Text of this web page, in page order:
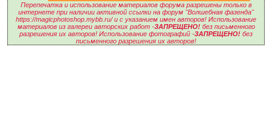
Перепечатка и использование материалов форума разрешены только в
интернете при наличии активной ссылки на форум "Волшебная фазенда"
https://magicphotoshop.mybb.ru/ и с указанием имен авторов! Использование
материалов из галереи авторских работ -ЗАПРЕЩЕНО!без письменного
разрешения их авторов! Использование фотографий -ЗАПРЕЩЕНО! без
письменного разрешения их авторов!